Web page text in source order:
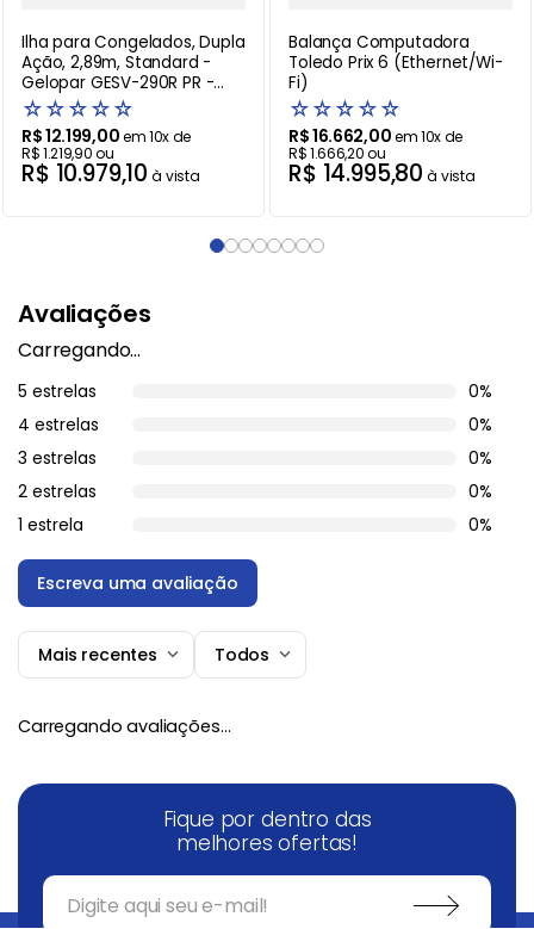
Ilha para Congelados, Dupla
Ação, 2,89m, Standard -
Gelopar GESV-290R PR -
220V
☆☆☆☆☆
R$12.199,00em10x de
R$1.219,90ou
R$ 10.979,10 à vista
Balança Computadora
Toledo Prix 6 (Ethernet/Wi-
Fi)
☆☆☆☆☆
R$16.662,00em10x de
R$1.666,20ou
R$ 14.995,80 à vista
Avaliações
Carregando…
5 estrelas
0%
4 estrelas
0%
3 estrelas
0%
2 estrelas
0%
1 estrela
0%
Escreva uma avaliação
Título
Avalie o produto de 1 a 5 estrelas
★
Seu nome
Mais recentes Todos
Carregando avaliações…
Fique por dentro das
melhores ofertas!